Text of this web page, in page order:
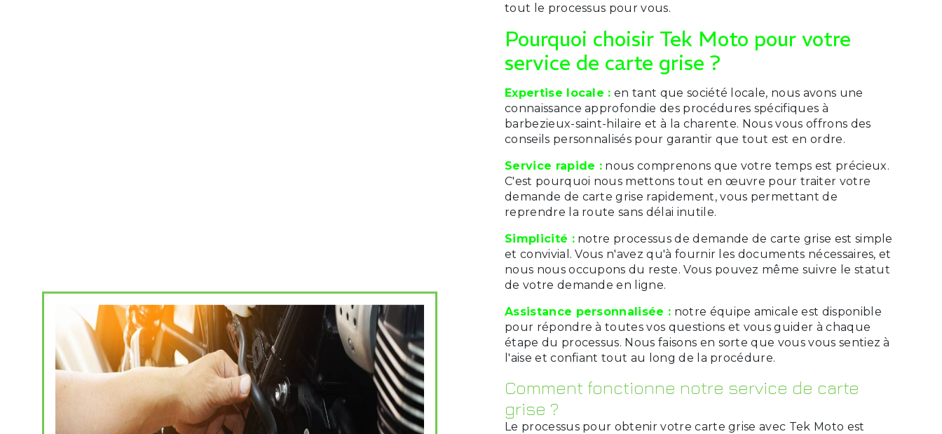
tout le processus pour vous.
Pourquoi choisir Tek Moto pour votre
service de carte grise ?
Expertise locale : en tant que société locale, nous avons une
connaissance approfondie des procédures spécifiques à
barbezieux-saint-hilaire et à la charente. Nous vous offrons des
conseils personnalisés pour garantir que tout est en ordre.
Service rapide : nous comprenons que votre temps est précieux.
C'est pourquoi nous mettons tout en œuvre pour traiter votre
demande de carte grise rapidement, vous permettant de
reprendre la route sans délai inutile.
Simplicité :notre processus de demande de carte grise est simple
et convivial. Vous n'avez qu'à fournir les documents nécessaires, et
nous nous occupons du reste. Vous pouvez même suivre le statut
de votre demande en ligne.
Assistance personnalisée : notre équipe amicale est disponible
pour répondre à toutes vos questions et vous guider à chaque
étape du processus. Nous faisons en sorte que vous vous sentiez à
l'aise et confiant tout au long de la procédure.
Comment fonctionne notre service de carte
grise ?
Le processus pour obtenir votre carte grise avec Tek Moto est